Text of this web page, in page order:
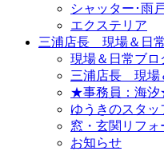
シャッター･雨
エクステリア
三浦店長 現場＆日
現場＆日常ブロ
三浦店長 現場
★事務員：海
ゆうきのスタッ
窓・玄関リフォ
お知らせ